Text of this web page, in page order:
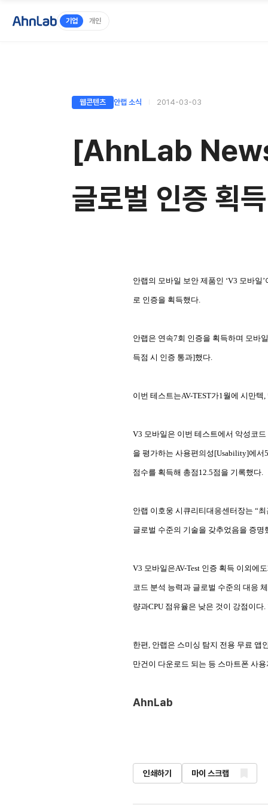
기업 개인
웹콘텐츠 안랩 소식 2014-03-03
[AhnLab
글로벌 인증 획득
안랩의 모바일 보안 제품인 ‘V3 모바일
로 인증을 획득했다.
안랩은 연속7회 인증을 획득하며 모바
득점 시 인증 통과]했다.
이번 테스트는AV-TEST가1월에 시만
V3 모바일은 이번 테스트에서 악성코
을 평가하는 사용편의성[Usability]에서
점수를 획득해 총점12.5점을 기록했다.
안랩 이호웅 시큐리티대응센터장는 “
글로벌 수준의 기술을 갖추었음을 증
V3 모바일은AV-Test 인증 획득 이외에
코드 분석 능력과 글로벌 수준의 대응
량과CPU 점유율은 낮은 것이 강점이
한편, 안랩은 스미싱 탐지 전용 무료 앱
만건이 다운로드 되는 등 스마트폰 사
AhnLab
인쇄하기 마이 스크랩